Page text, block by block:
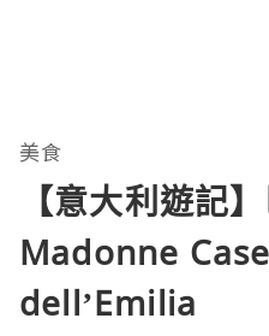
美食
【意大利遊記
Madonne
dell’Emilia